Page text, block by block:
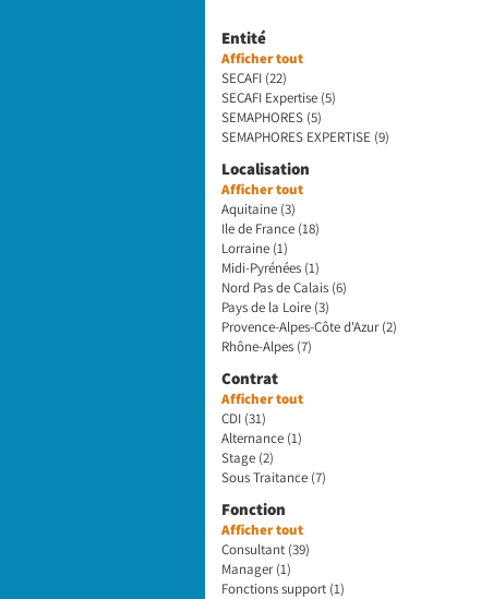
Entité
Afficher tout
SECAFI (22)
SECAFI Expertise (5)
SEMAPHORES (5)
SEMAPHORES EXPERTISE (9)
Localisation
Afficher tout
Aquitaine (3)
Ile de France (18)
Lorraine (1)
Midi-Pyrénées (1)
Nord Pas de Calais (6)
Pays de la Loire (3)
Provence-Alpes-Côte d'Azur (2)
Rhône-Alpes (7)
Contrat
Afficher tout
CDI (31)
Alternance (1)
Stage (2)
Sous Traitance (7)
Fonction
Afficher tout
Consultant (39)
Manager (1)
Fonctions support (1)